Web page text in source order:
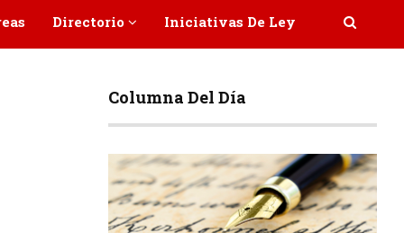
Directorio Iniciativas De Ley
Columna Del Día